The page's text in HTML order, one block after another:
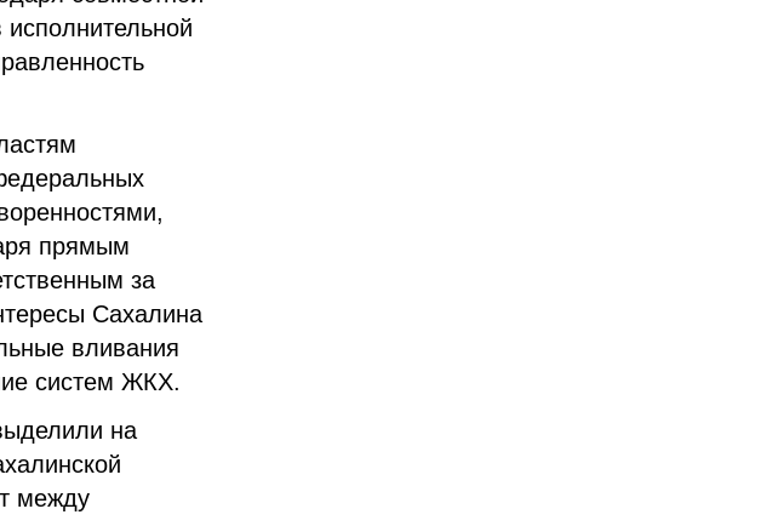
прямым
за
Сахалина
вливания
систем ЖКХ.
на
между